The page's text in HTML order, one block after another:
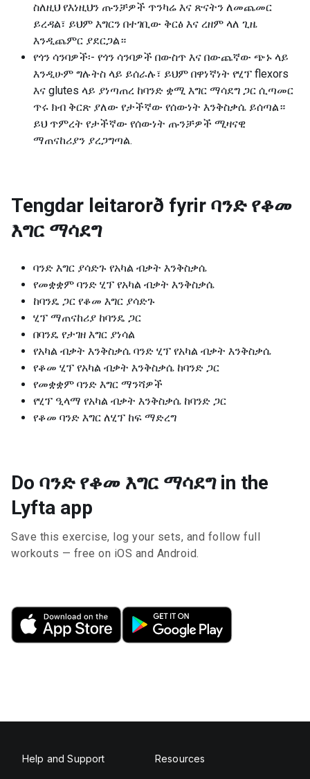
ስለዚህ የእነዚህን ጡንቻዎች ጥንካሬ እና ጽናትን ለመጨመር
ይረዳል፣ ይህም እግርን በተገቢው ቅርፅ እና ረዘም ላለ ጊዜ
እንዲጨምር ያደርጋል።
የጎን ሳንባዎች፡- የጎን ሳንባዎች በውስጥ እና በውጨኛው ጭኑ ላይ
እንዲሁም ግሉትስ ላይ ይሰራሉ፣ ይህም በዋነኛነት የሂፕ flexors
እና glutes ላይ ያነጣጠረ ከባንድ ቋሚ እግር ማሳደግ ጋር ሲጣመር
ጥሩ ክብ ቅርጽ ያለው የታችኛው የሰውነት እንቅስቃሴ ይሰጣል።
ይህ ጥምረት የታችኛው የሰውነት ጡንቻዎች ሚዛናዊ
ማጠናከሪያን ያረጋግጣል.
Tengdar leitarorð fyrir ባንድ የቆመ
እግር ማሳደግ
ባንድ እግር ያሳድጉ የአካል ብቃት እንቅስቃሴ
የመቋቋም ባንድ ሂፕ የአካል ብቃት እንቅስቃሴ
ከባንዴ ጋር የቆመ እግር ያሳድጉ
ሂፕ ማጠናከሪያ ከባንዴ ጋር
በባንዴ የታገዘ እግር ያነሳል
የአካል ብቃት እንቅስቃሴ ባንድ ሂፕ የአካል ብቃት እንቅስቃሴ
የቆመ ሂፕ የአካል ብቃት እንቅስቃሴ ከባንድ ጋር
የመቋቋም ባንድ እግር ማንሻዎች
የሂፕ ዒላማ የአካል ብቃት እንቅስቃሴ ከባንድ ጋር
የቆመ ባንድ እግር ለሂፕ ከፍ ማድረግ
Do ባንድ የቆመ እግር ማሳደግ in the
Lyfta app
Save this exercise, log your sets, and follow full
workouts — free on iOS and Android.
Help and Support Resources